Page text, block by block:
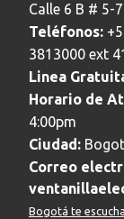
Calle 6 B # 5-
Teléfonos:
3813000 ext
Linea
Horario de
4:00pm
Ciudad:
Correo
Bogotá te escucha